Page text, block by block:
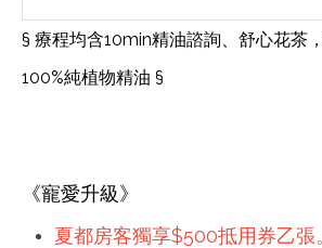
§ 療程均含10min精油諮詢、舒心花茶
100%純植物精油 §
《寵愛升級》
夏都房客獨享$500抵用券乙張